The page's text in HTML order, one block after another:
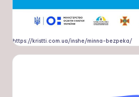
https://kristti.com.ua/inshe/minna-bezpeka/